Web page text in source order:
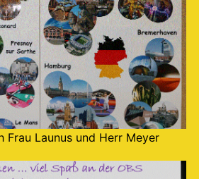
Frau Launus und Herr Meyer